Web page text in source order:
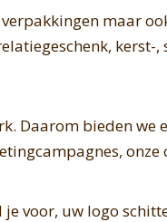
maar
Daarom bieden
voor, uw logo